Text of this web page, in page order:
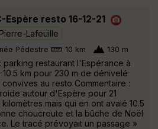
Espère resto 16-12-21
Lafeuille
Pédestre 10 km 130 m
parking restaurant l'Espérance à
10.5 km pour 230 m de dénivelé
au resto Commentaire :
autour d'Espère pour 21
mais qui en ont avalé 10.5
choucroute et la bûche de Noël
Le tracé prévoyait un passage »